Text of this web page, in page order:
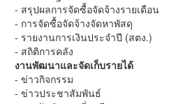
- สรุปผลการจัดซื้อจัดจ้างรายเดือน
- การจัดซื้อจัดจ้างจัดหาพัสดุ
- รายงานการเงินประจำปี (สตง.)
- สถิติการคลัง
งานพัฒนาและจัดเก็บรายได้
- ข่าวกิจกรรม
- ข่าวประชาสัมพันธ์